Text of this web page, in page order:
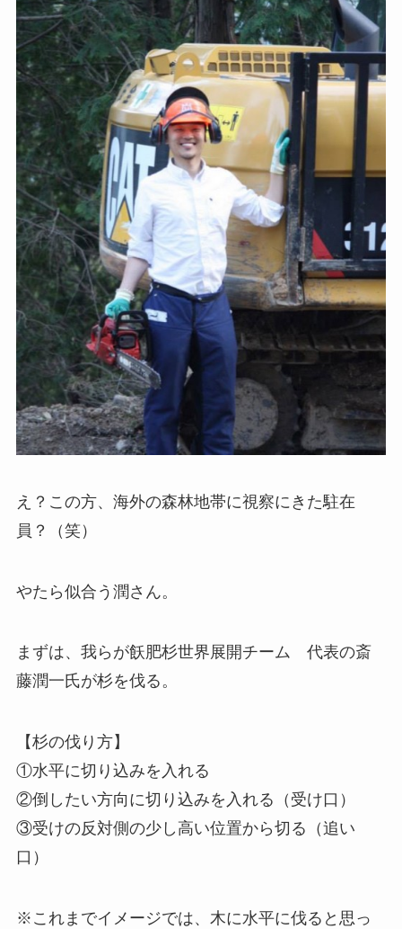
え？この方、海外の森林地帯に視察にきた駐在
員？（笑）
やたら似合う潤さん。
まずは、我らが飫肥杉世界展開チーム 代表の斎
藤潤一氏が杉を伐る。
【杉の伐り方】
①水平に切り込みを入れる
②倒したい方向に切り込みを入れる（受け口）
③受けの反対側の少し高い位置から切る（追い
口）
※これまでイメージでは、木に水平に伐ると思っ